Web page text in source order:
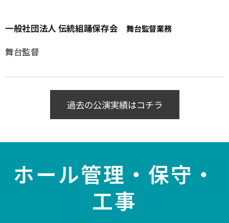
一般社団法人 伝統組踊保存会舞台監督業務
舞台監督
過去の公演実績はコチラ
ホール管理・保守・
工事